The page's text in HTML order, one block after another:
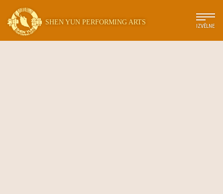
SHEN YUN PERFORMING ARTS
IZVĒLNE